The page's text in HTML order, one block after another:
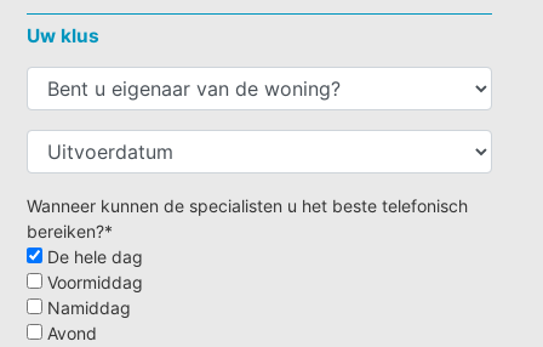
Uw klus
Wanneer kunnen de specialisten u het beste telefonisch
bereiken?*
De hele dag
Voormiddag
Namiddag
Avond